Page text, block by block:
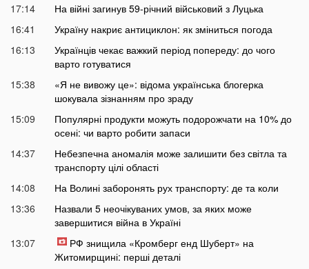
17:14
На війні загинув 59-річний військовий з Луцька
16:41
Україну накриє антициклон: як зміниться погода
16:13
Українців чекає важкий період попереду: до чого
варто готуватися
15:38
«Я не вивожу це»: відома українська блогерка
шокувала зізнанням про зраду
15:09
Популярні продукти можуть подорожчати на 10% до
осені: чи варто робити запаси
14:37
Небезпечна аномалія може залишити без світла та
транспорту цілі області
14:08
На Волині заборонять рух транспорту: де та коли
13:36
Назвали 5 неочікуваних умов, за яких може
завершитися війна в Україні
13:07
РФ знищила «Кромберг енд Шуберт» на
Житомирщині: перші деталі